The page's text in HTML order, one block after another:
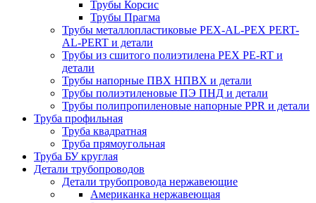
Трубы Корсис
Трубы Прагма
Трубы металлопластиковые PEX-AL-PEX PERT-
AL-PERT и детали
Трубы из сшитого полиэтилена PEX PE-RT и
детали
Трубы напорные ПВХ НПВХ и детали
Трубы полиэтиленовые ПЭ ПНД и детали
Трубы полипропиленовые напорные PPR и детали
Труба профильная
Труба квадратная
Труба прямоугольная
Труба БУ круглая
Детали трубопроводов
Детали трубопровода нержавеющие
Американка нержавеющая